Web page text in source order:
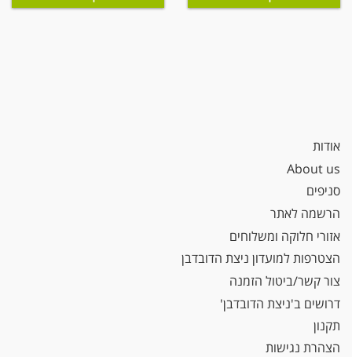
אודות
About us
סניפים
הרשמה לאתר
אזורי חלוקה ומשלוחים
הצטרפות למועדון ניצת הדובדבן
צור קשר/ביטול הזמנה
דרושים ב'ניצת הדובדבן'
תקנון
הצהרת נגישות